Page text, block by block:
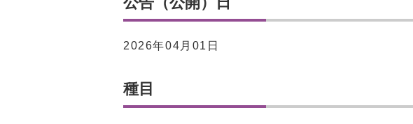
2026年04月01日
種目